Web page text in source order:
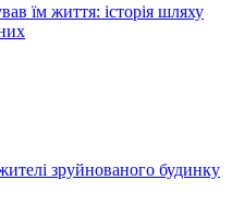
їм життя: історія шляху
зруйнованого будинку